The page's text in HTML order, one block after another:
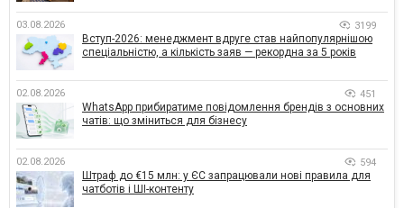
03.08.2026 3199
Вступ-2026: менеджмент вдруге став найпопулярнішою
спеціальністю, а кількість заяв — рекордна за 5 років
02.08.2026 451
WhatsApp прибиратиме повідомлення брендів з основних
чатів: що зміниться для бізнесу
02.08.2026 594
Штраф до €15 млн: у ЄС запрацювали нові правила для
чатботів і ШІ-контенту